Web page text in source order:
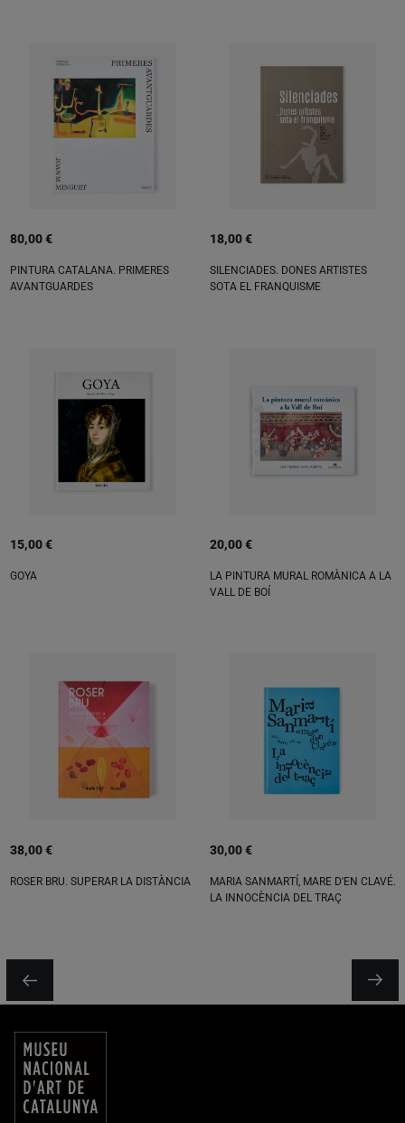
80,00 €
PINTURA CATALANA. PRIMERES
AVANTGUARDES
18,00 €
SILENCIADES. DONES ARTISTES
SOTA EL FRANQUISME
15,00 €
GOYA
20,00 €
LA PINTURA MURAL ROMÀNICA A LA
VALL DE BOÍ
38,00 €
ROSER BRU. SUPERAR LA DISTÀNCIA
30,00 €
MARIA SANMARTÍ, MARE D'EN CLAVÉ.
LA INNOCÈNCIA DEL TRAÇ